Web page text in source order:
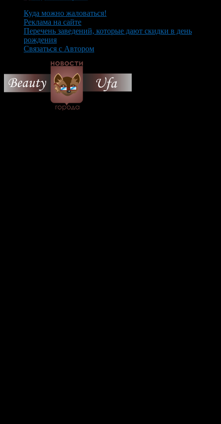
Куда можно жаловаться!
Реклама на сайте
Перечень заведений, которые дают скидки в день
рождения
Связаться с Автором